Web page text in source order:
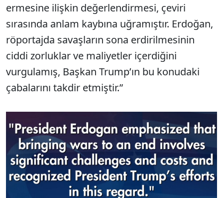
ermesine ilişkin değerlendirmesi, çeviri
sırasında anlam kaybına uğramıştır. Erdoğan,
röportajda savaşların sona erdirilmesinin
ciddi zorluklar ve maliyetler içerdiğini
vurgulamış, Başkan Trump’ın bu konudaki
çabalarını takdir etmiştir.”